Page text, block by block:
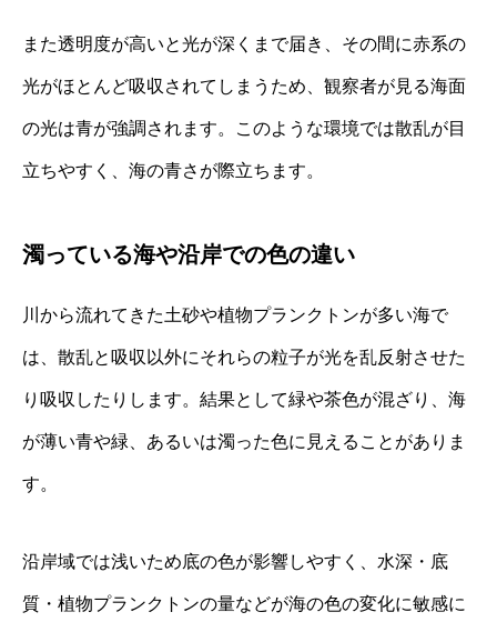
また透明度が高いと光が深くまで届き、その間に赤系の
光がほとんど吸収されてしまうため、観察者が見る海面
の光は青が強調されます。このような環境では散乱が目
立ちやすく、海の青さが際立ちます。
濁っている海や沿岸での色の違い
川から流れてきた土砂や植物プランクトンが多い海で
は、散乱と吸収以外にそれらの粒子が光を乱反射させた
り吸収したりします。結果として緑や茶色が混ざり、海
が薄い青や緑、あるいは濁った色に見えることがありま
す。
沿岸域では浅いため底の色が影響しやすく、水深・底
質・植物プランクトンの量などが海の色の変化に敏感に